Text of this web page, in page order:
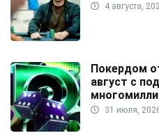
4 августа,
Покердом
август с
31 июля,